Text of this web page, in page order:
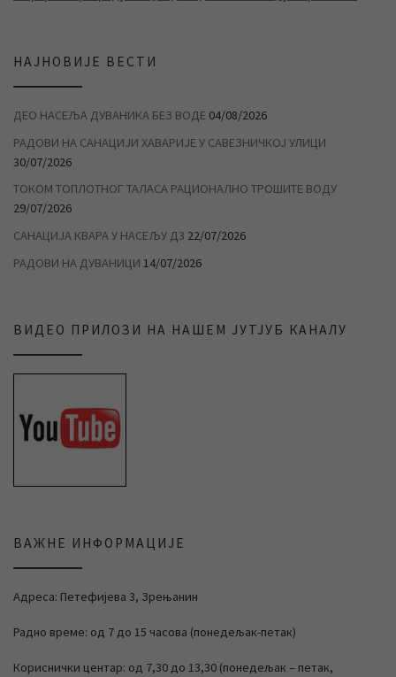
НАЈНОВИЈЕ ВЕСТИ
ДЕО НАСЕЉА ДУВАНИКА БЕЗ ВОДЕ 04/08/2026
РАДОВИ НА САНАЦИЈИ ХАВАРИЈЕ У САВЕЗНИЧКОЈ УЛИЦИ
30/07/2026
ТОКОМ ТОПЛОТНОГ ТАЛАСА РАЦИОНАЛНО ТРОШИТЕ ВОДУ
29/07/2026
САНАЦИЈА КВАРА У НАСЕЉУ Д3 22/07/2026
РАДОВИ НА ДУВАНИЦИ 14/07/2026
ВИДЕО ПРИЛОЗИ НА НАШЕМ ЈУТЈУБ КАНАЛУ
ВАЖНЕ ИНФОРМАЦИЈЕ
Адреса: Петефијева 3, Зрењанин
Радно време: од 7 до 15 часова (понедељак-петак)
Кориснички центар: од 7,30 до 13,30 (понедељак – петак,